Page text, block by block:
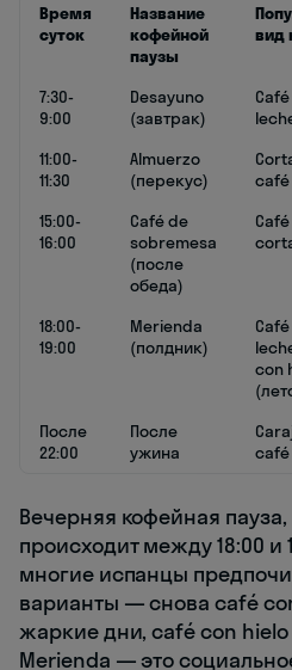
Время
суток
Название
кофейной
паузы
вид
7:30-
9:00
Desayuno
(завтрак)
11:00-
11:30
Almuerzo
(перекус)
café
15:00-
16:00
Café de
sobremesa
(после
обеда)
18:00-
19:00
Merienda
(полдник)
con
После
22:00
После
ужина
café
Вечерняя кофейная
происходит между 18:00 и
многие испанцы
варианты — снова café
жаркие дни, café con hielo
Merienda — это